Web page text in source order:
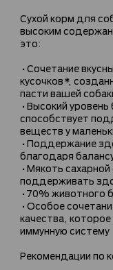
Сухой корм для
высоким
это:
•Сочетание
кусочков*,
пасти вашей
•Высокий
способствует
веществ у
•Поддержание
благодаря
•Мякоть
поддерживать
•70% животного
•Особое
качества,
иммунную систему
Рекомендации по